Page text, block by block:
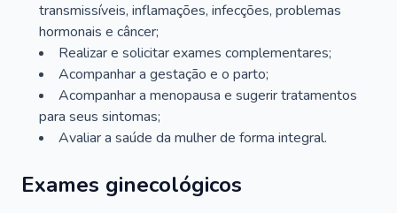
transmissíveis, inflamações, infecções, problemas
hormonais e câncer;
Realizar e solicitar exames complementares;
Acompanhar a gestação e o parto;
Acompanhar a menopausa e sugerir tratamentos
para seus sintomas;
Avaliar a saúde da mulher de forma integral.
Exames ginecológicos